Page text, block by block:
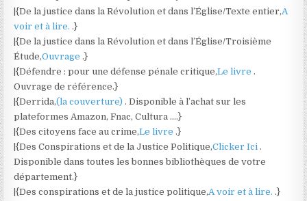
|{De la justice dans la Révolution et dans l’Église/Texte entier,A
voir et à lire..}
|{De la justice dans la Révolution et dans l’Église/Troisième
Étude,Ouvrage.}
|{Défendre : pour une défense pénale critique,Le livre.
Ouvrage de référence.}
|{Derrida,(la couverture). Disponible à l’achat sur les
plateformes Amazon, Fnac, Cultura ….}
|{Des citoyens face au crime,Le livre.}
|{Des Conspirations et de la Justice Politique,Clicker Ici.
Disponible dans toutes les bonnes bibliothèques de votre
département.}
|{Des conspirations et de la justice politique,A voir et à lire..}